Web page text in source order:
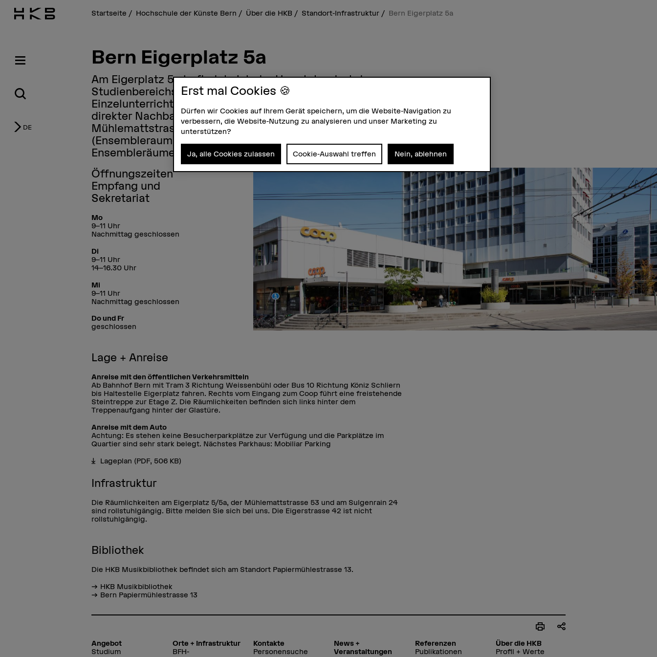
DE
Startseite Hochschule der Künste Bern Über die HKB Standort-Infrastruktur Bern Eigerplatz 5a
Bern Eigerplatz 5a
Am Eigerplatz 5a befindet sich der Hauptstandort des
Studienbereichs Jazz and Contemporary Music der HKB mit
Einzelunterrichtsräumen, Ensembleräumen und dem Sekretariat. In
direkter Nachbarschaft befinden sich weitere Räumlichkeiten an
Mühlemattstrasse 53 (Theorieräumlichkeiten), Eigerstrasse 42
(Ensembleraum) und am Sulgenrain 24 (ca. 20 Übe- und
Ensembleräume für Studierende).
Öffnungszeiten
Empfang und
Sekretariat
Mo
9–11 Uhr
Nachmittag geschlossen
Di
9–11 Uhr
14–16.30 Uhr
Mi
9–11 Uhr
Nachmittag geschlossen
Do und Fr
geschlossen
Lage + Anreise
Anreise mit den öffentlichen Verkehrsmitteln
Ab Bahnhof Bern mit Tram 3 Richtung Weissenbühl oder Bus 10 Richtung Köniz Schliern
bis Haltestelle Eigerplatz fahren. Rechts vom Eingang zum Coop führt eine freistehende
Steintreppe zur Etage Z. Die Räumlichkeiten befinden sich links hinter dem
Treppenaufgang hinter der Glastüre.
Anreise mit dem Auto
Achtung: Es stehen keine Besucherparkplätze zur Verfügung und die Parkplätze im
Quartier sind sehr stark belegt. Nächstes Parkhaus: Mobiliar Parking
Lageplan (PDF, 506 KB)
Infrastruktur
Die Räumlichkeiten am Eigerplatz 5/5a, der Mühlemattstrasse 53 und am Sulgenrain 24
sind rollstuhlgängig. Bitte melden Sie sich bei uns. Die Eigerstrasse 42 ist nicht
rollstuhlgängig.
Bibliothek
Die HKB Musikbibliothek befindet sich am Standort Papiermühlestrasse 13.
HKB Musikbibliothek
Bern Papiermühlestrasse 13
Angebot
Studium
Orte + Infrastruktur
BFH-
Kontakte
Personensuche
News +
Veranstaltungen
Referenzen
Publikationen
Über die HKB
Profil + Werte
Erst mal Cookies 🍪
Dürfen wir Cookies auf Ihrem Gerät speichern, um die Website-Navigation zu
verbessern, die Website-Nutzung zu analysieren und unser Marketing zu
unterstützen?
Ja, alle Cookies zulassen Cookie-Auswahl treffen Nein, ablehnen